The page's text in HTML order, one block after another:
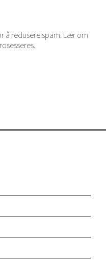
å redusere spam. Lær om
.